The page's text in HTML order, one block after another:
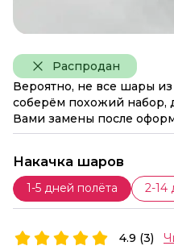
Распродан
Вероятно, не все шары из
соберём похожий набор,
Вами замены после
Накачка шаров
1-5 дней полёта 2-14
4.9 (3)